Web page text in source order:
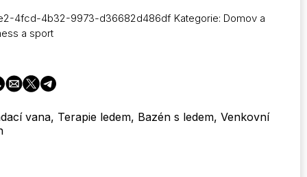
4fcd-4b32-9973-d36682d486df Kategorie: Domov a
a sport
vana, Terapie ledem, Bazén s ledem, Venkovní